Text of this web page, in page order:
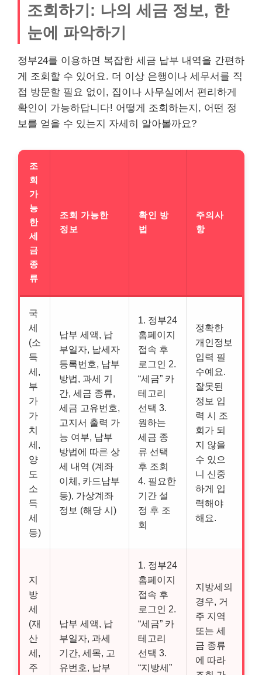
조회하기: 나의 세금 정보, 한
눈에 파악하기
정부24를 이용하면 복잡한 세금 납부 내역을 간편하
게 조회할 수 있어요. 더 이상 은행이나 세무서를 직
접 방문할 필요 없이, 집이나 사무실에서 편리하게
확인이 가능하답니다! 어떻게 조회하는지, 어떤 정
보를 얻을 수 있는지 자세히 알아볼까요?
조
회
가
능
한
세
금
종
류
조회 가능한
정보
확인 방
법
주의사
항
국
세
(소
득
세,
부
가
가
치
세,
양
도
소
득
세
등)
납부 세액, 납
부일자, 납세자
등록번호, 납부
방법, 과세 기
간, 세금 종류,
세금 고유번호,
고지서 출력 가
능 여부, 납부
방법에 따른 상
세 내역 (계좌
이체, 카드납부
등), 가상계좌
정보 (해당 시)
1. 정부24
홈페이지
접속 후
로그인 2.
“세금” 카
테고리
선택 3.
원하는
세금 종
류 선택
후 조회
4. 필요한
기간 설
정 후 조
회
정확한
개인정보
입력 필
수예요.
잘못된
정보 입
력 시 조
회가 되
지 않을
수 있으
니 신중
하게 입
력해야
해요.
지
방
세
(재
산
세,
주
납부 세액, 납
부일자, 과세
기간, 세목, 고
유번호, 납부
1. 정부24
홈페이지
접속 후
로그인 2.
“세금” 카
테고리
선택 3.
“지방세”
지방세의
경우, 거
주 지역
또는 세
금 종류
에 따라